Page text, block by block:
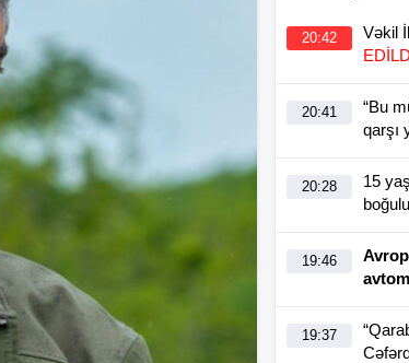
20:42 Vəkil
20:41
“Bu
qarşı
20:28
15
19:46
19:37